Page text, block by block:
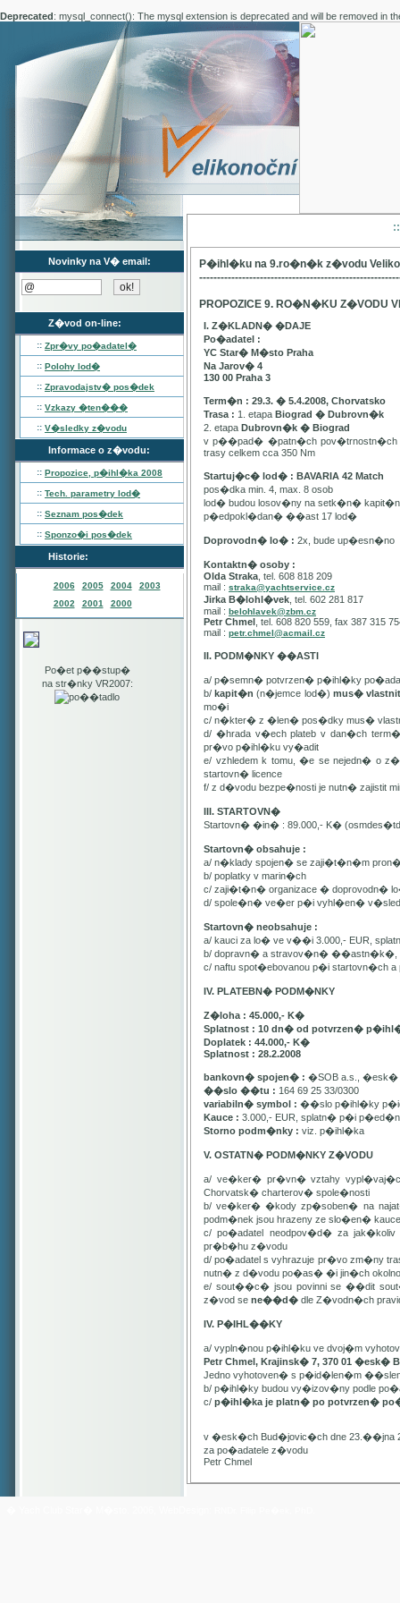
Deprecated: mysql_connect(): The mysql extension is deprecated and will be removed in
Novinky na V� email:
Z�vod on-line:
:: Zpr�vy po�adatel�
:: Polohy lod�
:: Zpravodajstv� pos�dek
:: Vzkazy �ten���
:: V�sledky z�vodu
Informace o z�vodu:
:: Propozice, p�ihl�ka 2008
:: Tech. parametry lod�
:: Seznam pos�dek
:: Sponzo�i pos�dek
Historie:
2006 2005 2004
2003
2002
2001 2000
Po�et p��stup�
na str�nky VR2007:
P�ihl�ku na 9.ro�n�k z�vodu
PROPOZICE 9. RO�N�KU Z�VODU
I. Z�KLADN� �DAJE
Po�adatel :
YC Star� M�sto Praha
Na Jarov� 4
130 00 Praha 3
Term�n : 29.3. � 5.4.2008, Chorvatsko
Trasa : 1. etapa Biograd � Dubrovn�k
2. etapa Dubrovn�k � Biograd
v p��pad� �patn�ch pov�trnostn�ch
trasy celkem cca 350 Nm
Startuj�c� lod� : BAVARIA 42 Match
pos�dka min. 4, max. 8 osob
lod� budou losov�ny na setk�n�
p�edpokl�dan� ��ast 17 lod�
Doprovodn� lo� : 2x, bude up�esn�no
Kontaktn� osoby :
Olda Straka , tel. 608 818 209
mail : straka@yachtservice.cz
Jirka B�lohl�vek , tel. 602 281 817
mail : belohlavek@zbm.cz
Petr Chmel , tel. 608 820 559, fax 387 315
mail : petr.chmel@acmail.cz
II. PODM�NKY ��ASTI
a/ p�semn� potvrzen� p�ihl�ky
b/kapit�n(n�jemce lod�) mus�
mo�i
c/ n�kter� z �len� pos�dky mus�
d/ �hrada v�ech plateb v dan�ch
pr�vo p�ihl�ku vy�adit
e/ vzhledem k tomu, �e se nejedn� o
startovn� licence
f/ z d�vodu bezpe�nosti je nutn� zajistit
III. STARTOVN�
Startovn� �in� : 89.000,- K�
Startovn� obsahuje :
a/ n�klady spojen� se zaji�t�n�m
b/ poplatky v marin�ch
c/ zaji�t�n� organizace � doprovodn�
d/ spole�n� ve�er p�i vyhl�en�
Startovn� neobsahuje :
a/ kauci za lo� ve v��i 3.000,- EUR,
b/ dopravn� a stravov�n� ��astn�k�,
c/ naftu spot�ebovanou p�i startovn�ch
IV. PLATEBN� PODM�NKY
Z�loha : 45.000,- K�
Splatnost : 10 dn� od potvrzen�
Doplatek : 44.000,- K�
Splatnost : 28.2.2008
bankovn� spojen� : �SOB a.s., �esk�
��slo ��tu : 164 69 25 33/0300
variabiln� symbol : ��slo p�ihl�ky
Kauce : 3.000,- EUR, splatn� p�i
Storno podm�nky : viz. p�ihl�ka
V. OSTATN� PODM�NKY Z�VODU
a/ ve�ker� pr�vn� vztahy
Chorvatsk� charterov� spole�nosti
b/ ve�ker� �kody zp�soben� na
podm�nek jsou hrazeny ze slo�en� kauce
c/ po�adatel neodpov�d� za
pr�b�hu z�vodu
d/ po�adatel s vyhrazuje pr�vo zm�ny
nutn� z d�vodu po�as� �i jin�ch
e/ sout��c� jsou povinni se ��dit
z�vod se ne��d� dle Z�vodn�ch
IV. P�IHL��KY
a/ vypln�nou p�ihl�ku ve dvoj�m
Petr Chmel, Krajinsk� 7, 370 01 �esk�
Jedno vyhotoven� s p�id�len�m
b/ p�ihl�ky budou vy�izov�ny podle
c/ p�ihl�ka je platn� po potvrzen�
v �esk�ch Bud�jovic�ch dne 23.��jna
za po�adatele z�vodu
Petr Chmel